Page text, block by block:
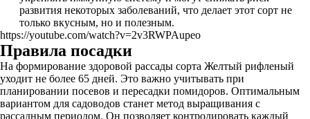
развития некоторых заболеваний, что делает этот сорт не
только вкусным, но и полезным.
https://youtube.com/watch?v=2v3RWPAupeo
Правила посадки
На формирование здоровой рассады сорта Желтый рифленый
уходит не более 65 дней. Это важно учитывать при
планировании посевов и пересадки помидоров. Оптимальным
вариантом для садоводов станет метод выращивания с
рассадным периодом. Он позволяет контролировать каждый